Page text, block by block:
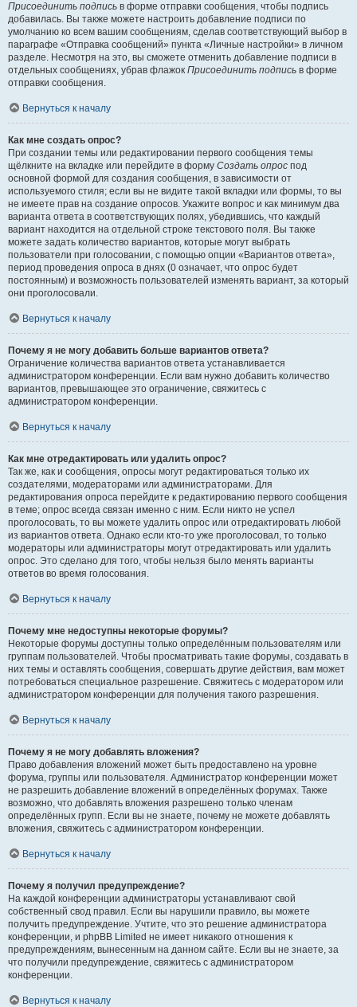
Присоединить подпись в форме отправки сообщения, чтобы подпись
добавилась. Вы также можете настроить добавление подписи по
умолчанию ко всем вашим сообщениям, сделав соответствующий выбор в
параграфе «Отправка сообщений» пункта «Личные настройки» в личном
разделе. Несмотря на это, вы сможете отменить добавление подписи в
отдельных сообщениях, убрав флажок Присоединить подпись в форме
отправки сообщения.
Вернуться к началу
Как мне создать опрос?
При создании темы или редактировании первого сообщения темы
щёлкните на вкладке или перейдите в форму Создать опрос под
основной формой для создания сообщения, в зависимости от
используемого стиля; если вы не видите такой вкладки или формы, то вы
не имеете прав на создание опросов. Укажите вопрос и как минимум два
варианта ответа в соответствующих полях, убедившись, что каждый
вариант находится на отдельной строке текстового поля. Вы также
можете задать количество вариантов, которые могут выбрать
пользователи при голосовании, с помощью опции «Вариантов ответа»,
период проведения опроса в днях (0 означает, что опрос будет
постоянным) и возможность пользователей изменять вариант, за который
они проголосовали.
Вернуться к началу
Почему я не могу добавить больше вариантов ответа?
Ограничение количества вариантов ответа устанавливается
администратором конференции. Если вам нужно добавить количество
вариантов, превышающее это ограничение, свяжитесь с
администратором конференции.
Вернуться к началу
Как мне отредактировать или удалить опрос?
Так же, как и сообщения, опросы могут редактироваться только их
создателями, модераторами или администраторами. Для
редактирования опроса перейдите к редактированию первого сообщения
в теме; опрос всегда связан именно с ним. Если никто не успел
проголосовать, то вы можете удалить опрос или отредактировать любой
из вариантов ответа. Однако если кто-то уже проголосовал, то только
модераторы или администраторы могут отредактировать или удалить
опрос. Это сделано для того, чтобы нельзя было менять варианты
ответов во время голосования.
Вернуться к началу
Почему мне недоступны некоторые форумы?
Некоторые форумы доступны только определённым пользователям или
группам пользователей. Чтобы просматривать такие форумы, создавать в
них темы и оставлять сообщения, совершать другие действия, вам может
потребоваться специальное разрешение. Свяжитесь с модератором или
администратором конференции для получения такого разрешения.
Вернуться к началу
Почему я не могу добавлять вложения?
Право добавления вложений может быть предоставлено на уровне
форума, группы или пользователя. Администратор конференции может
не разрешить добавление вложений в определённых форумах. Также
возможно, что добавлять вложения разрешено только членам
определённых групп. Если вы не знаете, почему не можете добавлять
вложения, свяжитесь с администратором конференции.
Вернуться к началу
Почему я получил предупреждение?
На каждой конференции администраторы устанавливают свой
собственный свод правил. Если вы нарушили правило, вы можете
получить предупреждение. Учтите, что это решение администратора
конференции, и phpBB Limited не имеет никакого отношения к
предупреждениям, вынесенным на данном сайте. Если вы не знаете, за
что получили предупреждение, свяжитесь с администратором
конференции.
Вернуться к началу